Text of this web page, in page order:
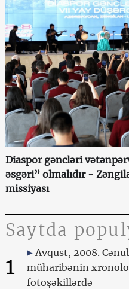
Diaspor gəncləri
əsgəri” olmalıdır -
missiyası
Saytda
1
Avqust, 2008.
müharibənin
fotoşəkillərdə